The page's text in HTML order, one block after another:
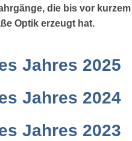
die bis vor
Optik erzeugt hat.
Jahres 2025
Jahres 2024
Jahres 2023